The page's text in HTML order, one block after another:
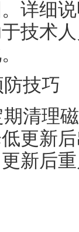
详细
技术
技巧
清理
更新
新后